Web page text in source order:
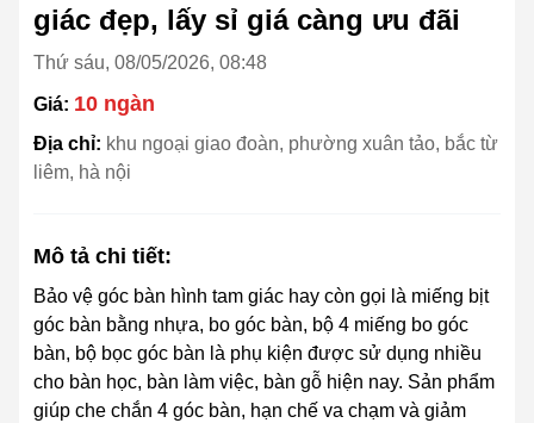
giác đẹp, lấy sỉ giá càng ưu đãi
Thứ sáu, 08/05/2026, 08:48
Giá: 10 ngàn
Địa chỉ: khu ngoại giao đoàn, phường xuân tảo, bắc từ
liêm, hà nội
Mô tả chi tiết:
Bảo vệ góc bàn hình tam giác hay còn gọi là miếng bịt
góc bàn bằng nhựa, bo góc bàn, bộ 4 miếng bo góc
bàn, bộ bọc góc bàn là phụ kiện được sử dụng nhiều
cho bàn học, bàn làm việc, bàn gỗ hiện nay. Sản phẩm
giúp che chắn 4 góc bàn, hạn chế va chạm và giảm